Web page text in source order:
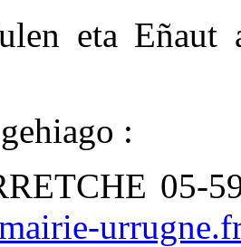
eta Eñaut
:
05-